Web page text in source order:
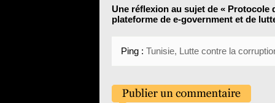
Une réflexion au sujet de « Protocole
plateforme de e-government et de
Ping :